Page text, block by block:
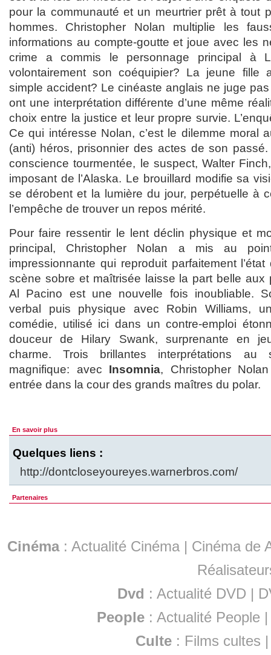
pour la communauté et un meurtrier prêt à tout
hommes. Christopher Nolan multiplie les
informations au compte-goutte et joue avec les
crime a commis le personnage principal à
volontairement son coéquipier? La jeune fille
simple accident? Le cinéaste anglais ne juge
ont une interprétation différente d’une même
choix entre la justice et leur propre survie.
Ce qui intéresse Nolan, c’est le dilemme moral
(anti) héros, prisonnier des actes de son
conscience tourmentée, le suspect, Walter
imposant de l’Alaska. Le brouillard modifie sa
se dérobent et la lumière du jour, perpétuelle à
l’empêche de trouver un repos mérité.
Pour faire ressentir le lent déclin physique et
principal, Christopher Nolan a mis au
impressionnante qui reproduit parfaitement
scène sobre et maîtrisée laisse la part belle aux
Al Pacino est une nouvelle fois inoubliable.
verbal puis physique avec Robin Williams,
comédie, utilisé ici dans un contre-emploi
douceur de Hilary Swank, surprenante en
charme. Trois brillantes interprétations au
magnifique: avec Insomnia, Christopher
entrée dans la cour des grands maîtres du polar.
En savoir plus
Quelques liens :
http://dontcloseyoureyes.warnerbros.com/
Partenaires
Cinéma: Actualité Cinéma | Cinéma de
Dvd : Actualité DVD |
People :Actualité People
Culte : Films cultes